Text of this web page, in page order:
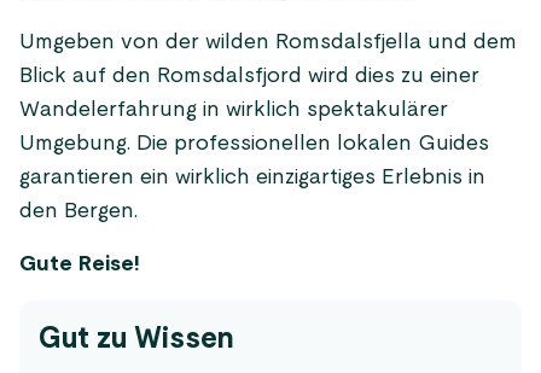
Umgeben von der wilden Romsdalsfjella und dem
Blick auf den Romsdalsfjord wird dies zu einer
Wandelerfahrung in wirklich spektakulärer
Umgebung. Die professionellen lokalen Guides
garantieren ein wirklich einzigartiges Erlebnis in
den Bergen.
Gute Reise!
Gut zu Wissen